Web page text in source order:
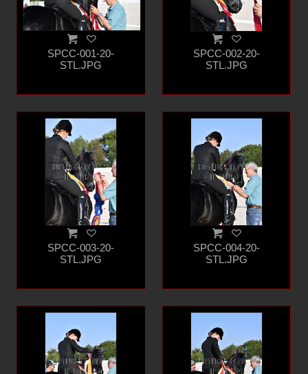
SPCC-001-20-
STL.JPG
SPCC-002-20-
STL.JPG
SPCC-003-20-
STL.JPG
SPCC-004-20-
STL.JPG